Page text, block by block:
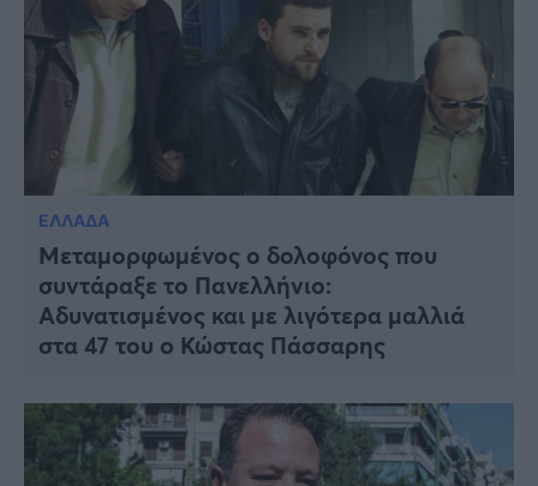
ΕΛΛΑΔΑ
Μεταμορφωμένος ο δολοφόνος που
συντάραξε το Πανελλήνιο:
Αδυνατισμένος και με λιγότερα μαλλιά
στα 47 του o Κώστας Πάσσαρης